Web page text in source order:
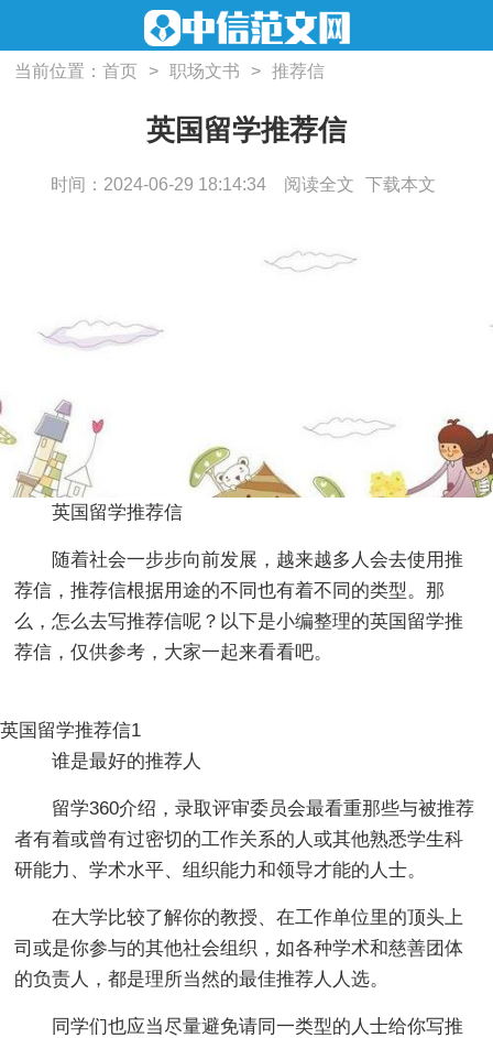
当前位置：首页 > 职场文书 > 推荐信
英国留学推荐信
时间：2024-06-29 18:14:34 阅读全文 下载本文
英国留学推荐信
随着社会一步步向前发展，越来越多人会去使用推
荐信，推荐信根据用途的不同也有着不同的类型。那
么，怎么去写推荐信呢？以下是小编整理的英国留学推
荐信，仅供参考，大家一起来看看吧。
英国留学推荐信1
谁是最好的推荐人
留学360介绍，录取评审委员会最看重那些与被推荐
者有着或曾有过密切的工作关系的人或其他熟悉学生科
研能力、学术水平、组织能力和领导才能的人士。
在大学比较了解你的教授、在工作单位里的顶头上
司或是你参与的其他社会组织，如各种学术和慈善团体
的负责人，都是理所当然的最佳推荐人人选。
同学们也应当尽量避免请同一类型的人士给你写推